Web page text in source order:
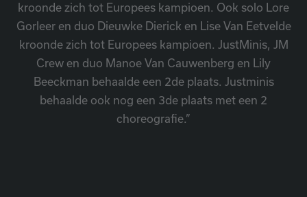
kroonde zich tot Europees kampioen. Ook solo Lore
Gorleer en duo Dieuwke Dierick en Lise Van Eetvelde
kroonde zich tot Europees kampioen. JustMinis, JM
Crew en duo Manoe Van Cauwenberg en Lily
Beeckman behaalde een 2de plaats. Justminis
behaalde ook nog een 3de plaats met een 2
choreografie.”